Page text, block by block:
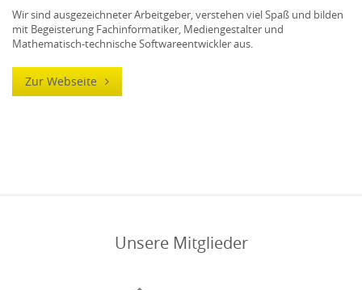
Wir sind ausgezeichneter Arbeitgeber, verstehen viel Spaß und bilden
mit Begeisterung Fachinformatiker, Mediengestalter und
Mathematisch-technische Softwareentwickler aus.
Zur Webseite
Unsere Mitglieder